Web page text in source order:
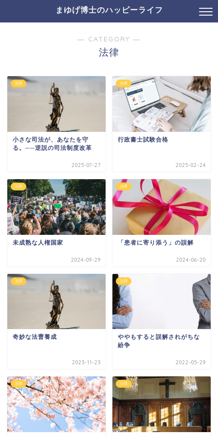
まゆげ博士のハッピーライフ
― CATEGORY ―
法律
法律
小さな司法が、あなたを守
る。──逆説の司法制度改革
2025-07-27
法律
行政書士試験合格
2025-02-24
法律
未成熟な人権国家
2024-09-29
法律
「患者に寄り添う」の誤解
2024-06-20
法律
奇妙な法曹養成
2023-11-23
法律
ややもすると誤解されがちな
紛争
2022-05-29
法律 法律